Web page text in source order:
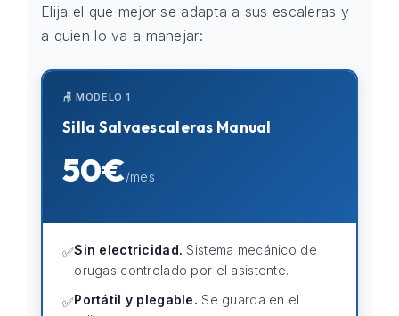
Elija el que mejor se adapta a sus escaleras y
a quien lo va a manejar:
🪑 MODELO 1
Silla Salvaescaleras Manual
50€/mes
✅Sin electricidad. Sistema mecánico de
orugas controlado por el asistente.
✅Portátil y plegable. Se guarda en el